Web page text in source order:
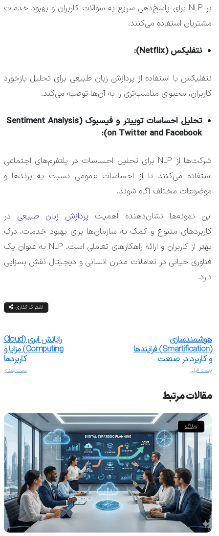
بر NLP برای پاسخ‌دهی سریع به سوالات کاربران و بهبود خدمات
مشتریان استفاده می‌کنند.
نتفلیکس (Netflix):
نتفلیکس با استفاده از پردازش زبان طبیعی برای تحلیل بازخورد
کاربران، محتوای مناسب‌تری را به آن‌ها توصیه می‌کند.
تحلیل احساسات توییتر و فیسبوک (Sentiment Analysis
on Twitter and Facebook):
شرکت‌ها از NLP برای تحلیل احساسات در پلتفرم‌های اجتماعی
استفاده می‌کنند تا از احساسات عمومی نسبت به برندها و
موضوعات مختلف آگاه شوند.
این نمونه‌ها نشان‌دهنده اهمیت پردازش زبان طبیعیدر
کاربردهای متنوع و کمک به سازمان‌ها برای بهبود خدمات، درک
بهتر از کاربران و ارائه راهکارهای تعاملی است. NLP به عنوان یک
فناوری حیاتی در تعاملات مدرن انسانی و دیجیتال نقش بسزایی
دارد.
اشتراک گذاری
رایانش ابری (Cloud
Computing) مزایا و
کاربردها
پست بعدی
هوشمندسازی
(Smartification) فرایندها
و کاربرد در صنعت
پست قبلی
مقالات مرتبط
وبلاگ